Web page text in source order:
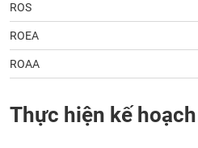
ROS
ROEA
ROAA
Thực hiện kế hoạch